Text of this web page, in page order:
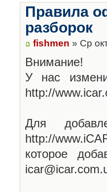
Правила
разборок
fishmen » Ср
Внимание!
У нас
http://
Для
http://
которое